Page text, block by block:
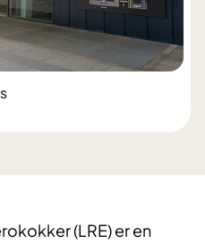
(LRE) er en